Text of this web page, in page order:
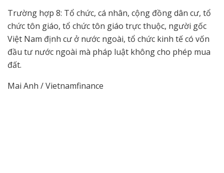
Trường hợp 8: Tổ chức, cá nhân, cộng đồng dân cư, tổ
chức tôn giáo, tổ chức tôn giáo trực thuộc, người gốc
Việt Nam định cư ở nước ngoài, tổ chức kinh tế có vốn
đầu tư nước ngoài mà pháp luật không cho phép mua
đất.
Mai Anh / Vietnamfinance